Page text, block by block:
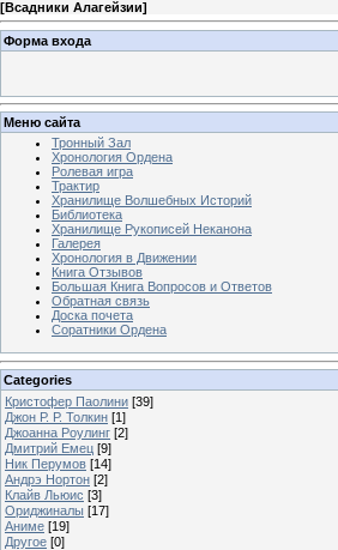
[Всадники Алагейзии]
Форма входа
Меню сайта
Тронный Зал
Хронология Ордена
Ролевая игра
Трактир
Хранилище Волшебных Историй
Библиотека
Хранилище Рукописей Неканона
Галерея
Хронология в Движении
Книга Отзывов
Большая Книга Вопросов и Ответов
Обратная связь
Доска почета
Соратники Ордена
Categories
Кристофер Паолини [39]
Джон Р. Р. Толкин [1]
Джоанна Роулинг [2]
Дмитрий Емец [9]
Ник Перумов [14]
Андрэ Нортон [2]
Клайв Льюис [3]
Ориджиналы [17]
Аниме [19]
Другое [0]